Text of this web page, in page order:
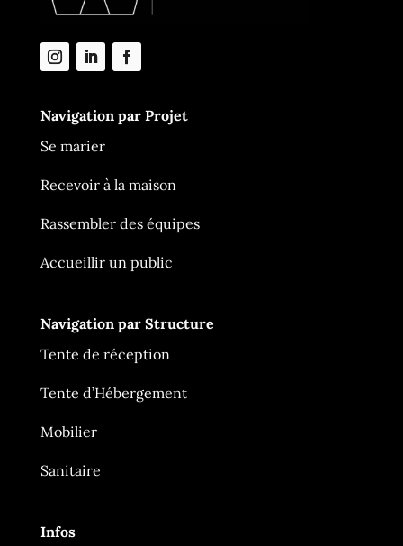
Navigation par Projet
Se marier
Recevoir à la maison
Rassembler des équipes
Accueillir un public
Navigation par Structure
Tente de réception
Tente d’Hébergement
Mobilier
Sanitaire
Infos
Ça Me Tente
En ligne